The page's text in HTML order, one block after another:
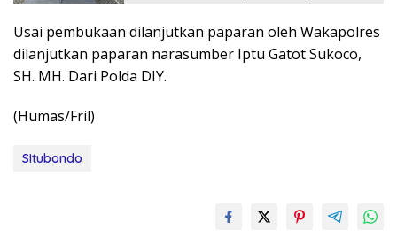
Usai pembukaan dilanjutkan paparan oleh Wakapolres
dilanjutkan paparan narasumber Iptu Gatot Sukoco,
SH. MH. Dari Polda DIY.
(Humas/Fril)
SItubondo